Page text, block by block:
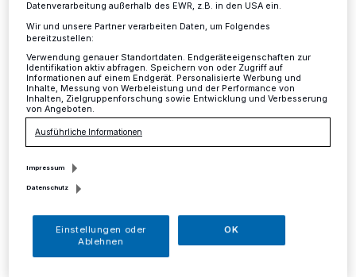
40 Prozent berichteten, mit aggressivem
Verhalten von Pflegebedürftigen konfrontiert
worden zu sein. Von interviewten
Pflegekräften äußerten 47 Prozent, dass
Pflegeheime durch Gewalt und Aggression vor
ganz besondere Herausforderungen gestellt
sind.
Datenverarbeitung außerhalb des EWR, z.B. in den USA ein.
Wir und unsere Partner verarbeiten Daten, um Folgendes
bereitzustellen:
Verwendung genauer Standortdaten. Endgeräteeigenschaften zur
Identifikation aktiv abfragen. Speichern von oder Zugriff auf
Informationen auf einem Endgerät. Personalisierte Werbung und
Inhalte, Messung von Werbeleistung und der Performance von
Inhalten, Zielgruppenforschung sowie Entwicklung und Verbesserung
von Angeboten.
Ausführliche Informationen
Impressum
Datenschutz
Einstellungen oder
Ablehnen
OK